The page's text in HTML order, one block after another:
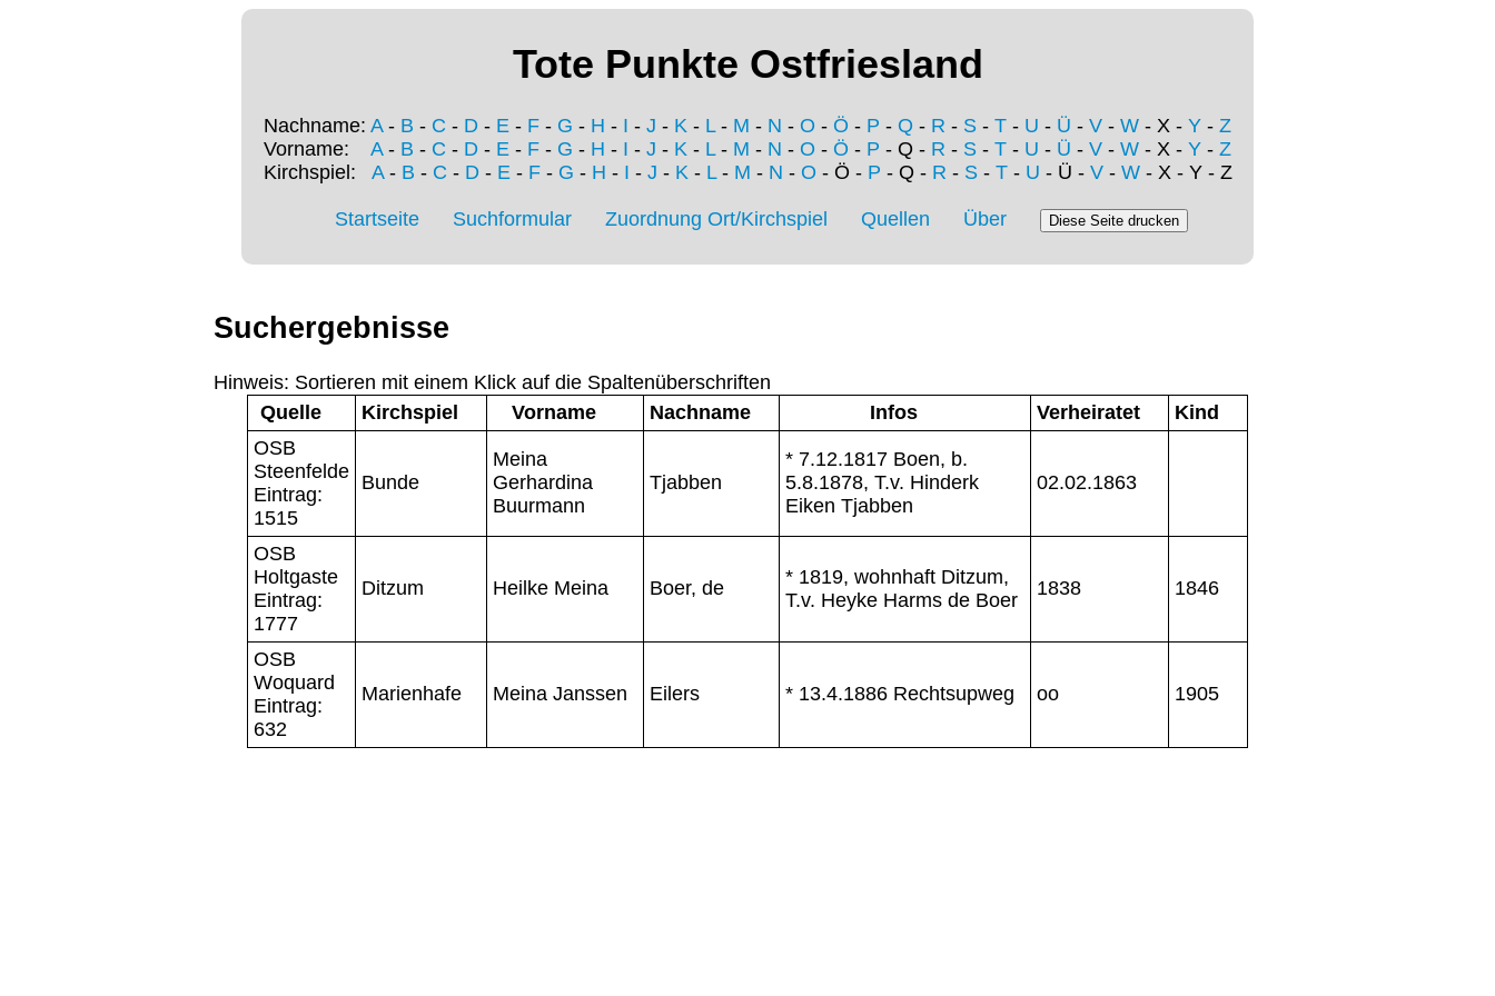
Tote Punkte Ostfriesland
Nachname: A- B - C - D - E - F - G - H - I - J - K - L- M - N - O - Ö - P - Q - R - S - T - U - Ü - V - W - X - Y - Z
Vorname: A- B - C - D - E - F - G - H - I - J - K - L- M - N - O - Ö - P - Q - R - S - T - U - Ü - V - W - X - Y - Z
Kirchspiel: A- B - C - D- E- F- G - H - I - J - K- L- M - N - O - Ö - P - Q - R - S- T- U - Ü - V- W- X - Y - Z
Startseite Suchformular Zuordnung Ort/Kirchspiel Quellen Über
Suchergebnisse
Hinweis: Sortieren mit einem Klick auf die Spaltenüberschriften
Quelle
Kirchspiel Vorname Nachname Infos Verheiratet
Kind
OSB
Steenfelde
Eintrag:
1515
Bunde
Meina
Gerhardina
Buurmann
Tjabben
* 7.12.1817 Boen, b.
5.8.1878, T.v. Hinderk
Eiken Tjabben
02.02.1863
OSB
Holtgaste
Eintrag:
1777
Ditzum Heilke Meina Boer, de
* 1819, wohnhaft Ditzum,
T.v. Heyke Harms de Boer
1838 1846
OSB
Woquard
Eintrag:
632
Marienhafe Meina Janssen Eilers * 13.4.1886 Rechtsupweg oo 1905